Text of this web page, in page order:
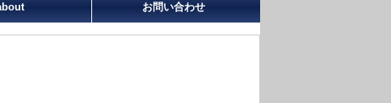
お問い合わせ